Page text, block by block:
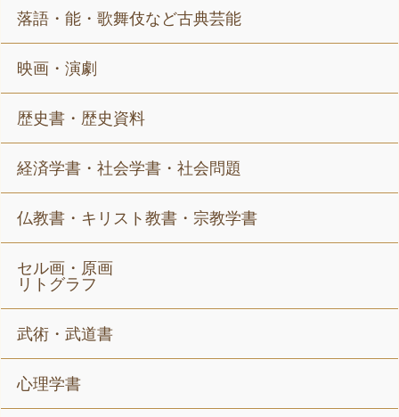
落語・能・歌舞伎など古典芸能
映画・演劇
歴史書・歴史資料
経済学書・社会学書・社会問題
仏教書・キリスト教書・宗教学書
セル画・原画
リトグラフ
武術・武道書
心理学書